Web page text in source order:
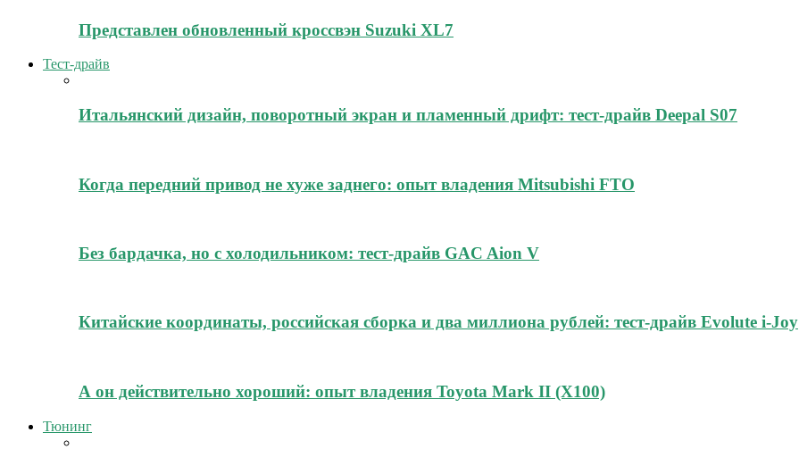
Представлен обновленный кроссвэн Suzuki XL7
Тест-драйв
Итальянский дизайн, поворотный экран и пламенный дрифт: тест-драйв Deepal S07
Когда передний привод не хуже заднего: опыт владения Mitsubishi FTO
Без бардачка, но с холодильником: тест-драйв GAC Aion V
Китайские координаты, российская сборка и два миллиона рублей: тест-драйв Evolute i-Joy
А он действительно хороший: опыт владения Toyota Mark II (Х100)
Тюнинг